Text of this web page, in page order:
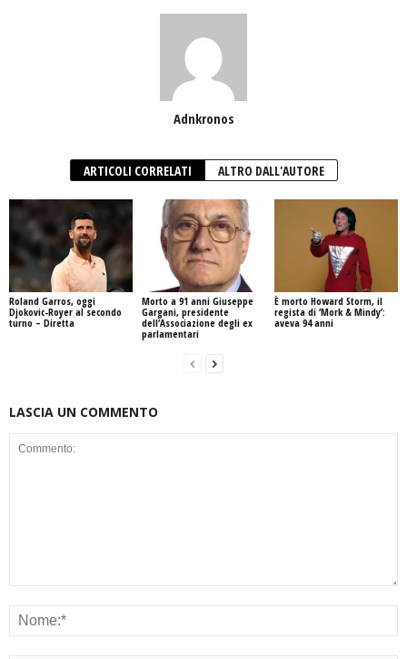
Adnkronos
ARTICOLI CORRELATI ALTRO DALL'AUTORE
Roland Garros, oggi
Djokovic-Royer al secondo
turno – Diretta
Morto a 91 anni Giuseppe
Gargani, presidente
dell’Associazione degli ex
parlamentari
È morto Howard Storm, il
regista di ‘Mork & Mindy’:
aveva 94 anni
LASCIA UN COMMENTO